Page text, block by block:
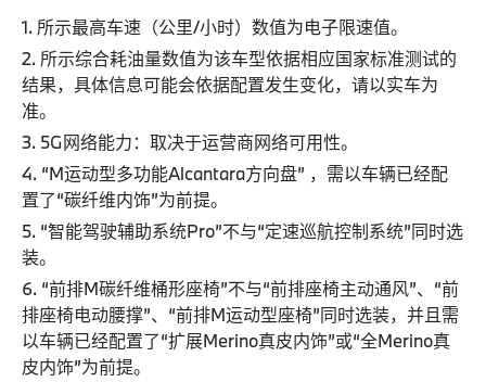
1. 所示最高车速（公里/小时）数值为电子限速值。
2. 所示综合耗油量数值为该车型依据相应国家标准测试的
结果，具体信息可能会依据配置发生变化，请以实车为
准。
3. 5G网络能力：取决于运营商网络可用性。
4. “M运动型多功能Alcantara方向盘” ，需以车辆已经配
置了“碳纤维内饰”为前提。
5. “智能驾驶辅助系统Pro”不与“定速巡航控制系统”同时选
装。
6. “前排M碳纤维桶形座椅”不与“前排座椅主动通风”、“前
排座椅电动腰撑”、“前排M运动型座椅”同时选装，并且需
以车辆已经配置了“扩展Merino真皮内饰”或“全Merino真
皮内饰”为前提。